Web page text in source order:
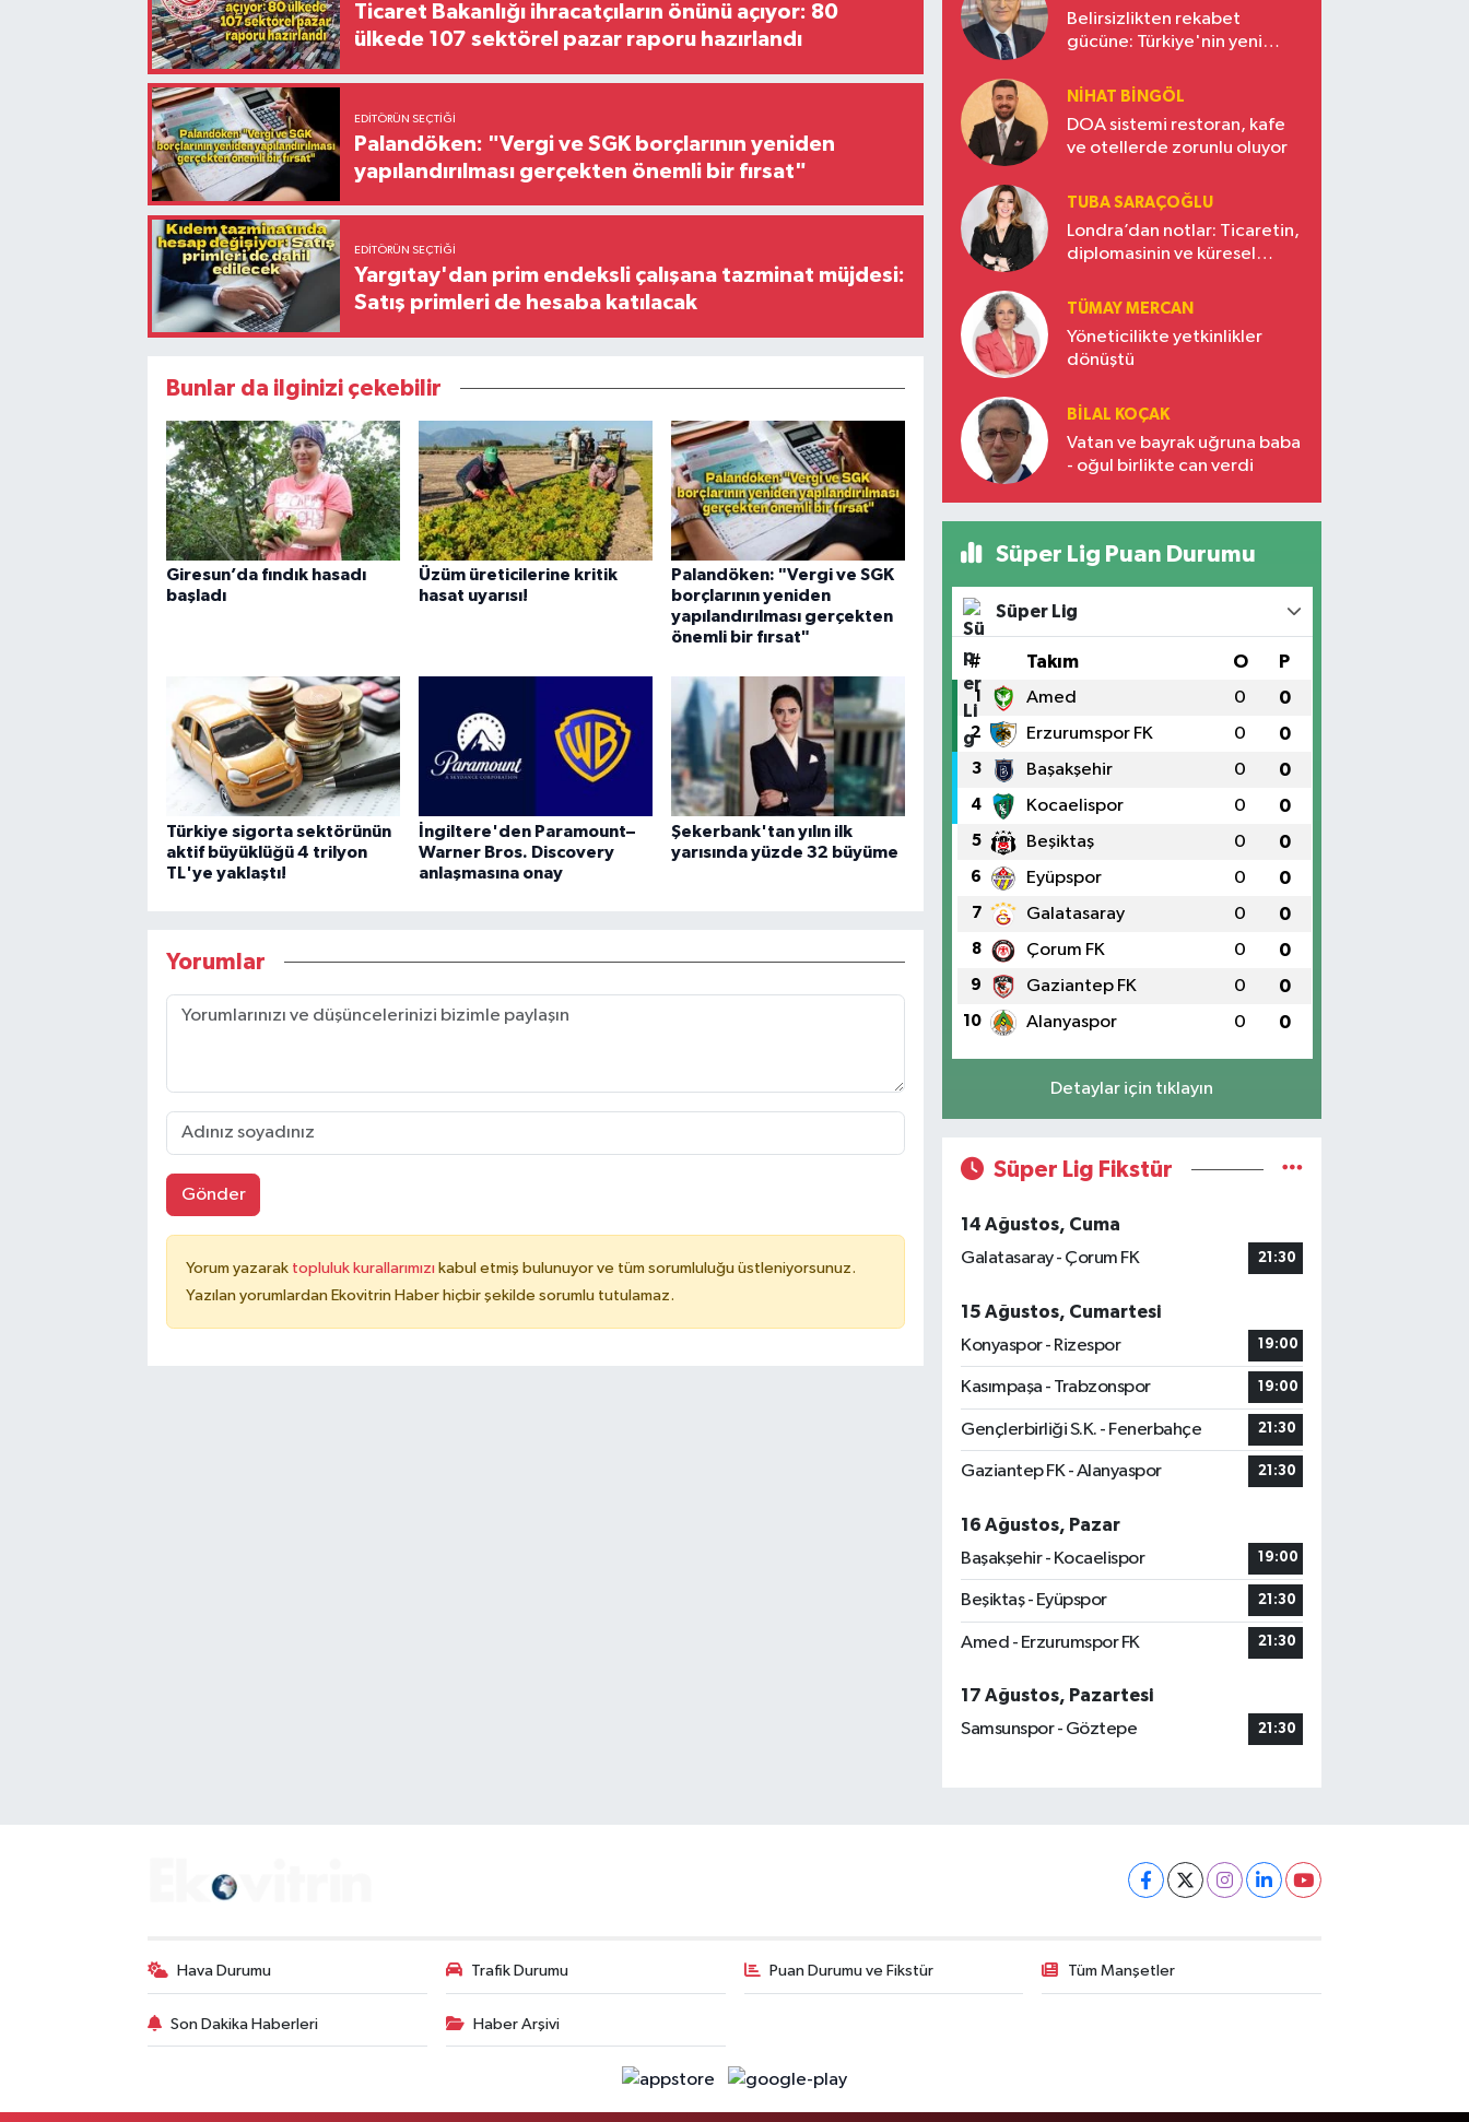
Ticaret Bakanlığı ihracatçıların önünü açıyor: 80
ülkede 107 sektörel pazar raporu hazırlandı
EDITÖRÜN SEÇTIĞI
Palandöken: "Vergi ve SGK borçlarının yeniden
yapılandırılması gerçekten önemli bir fırsat"
EDITÖRÜN SEÇTIĞI
Yargıtay'dan prim endeksli çalışana tazminat müjdesi:
Satış primleri de hesaba katılacak
Bunlar da ilginizi çekebilir
Giresun’da fındık hasadı
başladı
Üzüm üreticilerine kritik
hasat uyarısı!
Palandöken: "Vergi ve SGK
borçlarının yeniden
yapılandırılması gerçekten
önemli bir fırsat"
Türkiye sigorta sektörünün
aktif büyüklüğü 4 trilyon
TL'ye yaklaştı!
İngiltere'den Paramount–
Warner Bros. Discovery
anlaşmasına onay
Şekerbank'tan yılın ilk
yarısında yüzde 32 büyüme
Yorumlar
Gönder
Yorum yazarak topluluk kurallarımızı kabul etmiş bulunuyor ve tüm sorumluluğu üstleniyorsunuz.
Yazılan yorumlardan Ekovitrin Haber hiçbir şekilde sorumlu tutulamaz.
Belirsizlikten rekabet
gücüne: Türkiye'nin yeni
NIHAT BINGÖL
DOA sistemi restoran, kafe
ve otellerde zorunlu oluyor
TUBA SARAÇOĞLU
Londra’dan notlar: Ticaretin,
diplomasinin ve küresel
Türkiye’nin yükselen gücü
TÜMAY MERCAN
Yöneticilikte yetkinlikler
dönüştü
BILAL KOÇAK
Vatan ve bayrak uğruna baba
- oğul birlikte can verdi
Süper Lig Puan Durumu
Süper Lig
# Takım O P
1 Amed 0 0
2 Erzurumspor FK 0 0
3 Başakşehir 0 0
4 Kocaelispor 0 0
5 Beşiktaş 0 0
6 Eyüpspor 0 0
7 Galatasaray 0 0
8 Çorum FK 0 0
9 Gaziantep FK 0 0
10 Alanyaspor 0 0
Detaylar için tıklayın
Süper Lig Fikstür
14 Ağustos, Cuma
Galatasaray - Çorum FK
21:30
15 Ağustos, Cumartesi
Konyaspor - Rizespor
19:00
Kasımpaşa - Trabzonspor 19:00
Gençlerbirliği S.K. - Fenerbahçe 21:30
Gaziantep FK - Alanyaspor 21:30
16 Ağustos, Pazar
Başakşehir - Kocaelispor
19:00
Beşiktaş - Eyüpspor 21:30
Amed - Erzurumspor FK 21:30
17 Ağustos, Pazartesi
Samsunspor - Göztepe
21:30
Hava Durumu Trafik Durumu Puan Durumu ve Fikstür Tüm Manşetler
Son Dakika Haberleri Haber Arşivi